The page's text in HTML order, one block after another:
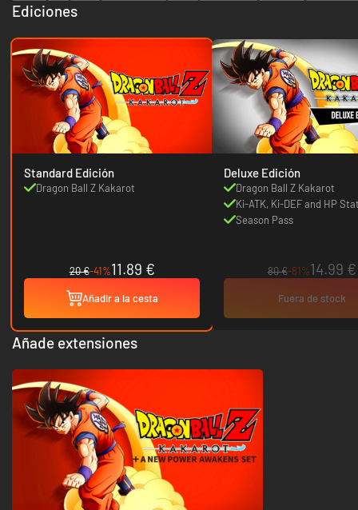
Ediciones
Standard Edición
Dragon Ball Z Kakarot
20 €-41%11.89 €
Añadir a la cesta
Deluxe Edición
Dragon Ball Z Kakarot
Ki-ATK, Ki-DEF and HP
Season Pass
80 €-81%14.99 €
Fuera de stock
Añade extensiones